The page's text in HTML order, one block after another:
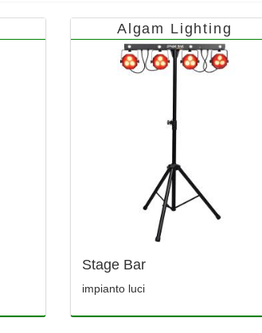
Algam Lighting
Stage Bar
impianto luci